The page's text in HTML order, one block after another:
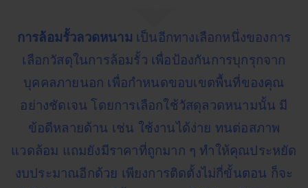
การล้อมรั้วลวดหนาม เป็นอีกทางเลือกหนึ่งของการ
เลือกวัสดุในการล้อมรั้ว เพื่อป้องกันการบุกรุกจาก
บุคคลภายนอก เพื่อกำหนดขอบเขตพื้นที่ของคุณ
อย่างชัดเจน โดยการเลือกใช้วัสดุลวดหนามนั้น มี
ข้อดีหลายด้าน เช่น ใช้งานได้ง่าย ทนต่อสภาพ
แวดล้อม แถมยังมีราคาที่ถูกมาก ๆ ทำให้คุณประหยัด
งบประมาณอีกด้วย เพียงการติดตั้งไม่กี่ขั้นตอน ก็จะ